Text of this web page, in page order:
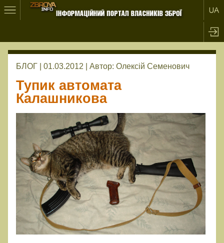
БЛОГ | 01.03.2012 | Автор: Олексій Семенович
Тупик автомата
Калашникова